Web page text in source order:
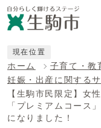
現在位置
ホーム 子育て・教
妊娠・出産に関する
【生駒市民限定】女
「プレミアムコース
になりました！